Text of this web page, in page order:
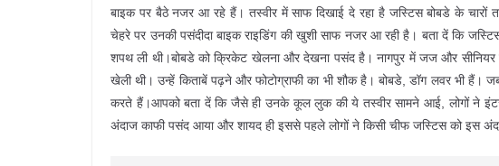
बाइक पर बैठे नजर आ रहे हैं। तस्वीर में साफ दिखाई दे रहा है जस्टिस बोबडे के
चेहरे पर उनकी पसंदीदा बाइक राइडिंग की खुशी साफ नजर आ रही है। बता दें कि
शपथ ली थी।बोबडे को क्रिकेट खेलना और देखना पसंद है। नागपुर में जज और सीनियर
खेली थी। उन्हें किताबें पढ़ने और फोटोग्राफी का भी शौक है। बोबडे, डॉग लवर भी हैं।
करते हैं।आपको बता दें कि जैसे ही उनके कूल लुक की ये तस्वीर सामने आई, लोगों ने
अंदाज काफी पसंद आया और शायद ही इससे पहले लोगों ने किसी चीफ जस्टिस को इस